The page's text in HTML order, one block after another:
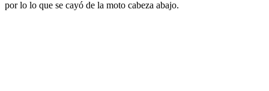
por lo lo que se cayó de la moto cabeza abajo.